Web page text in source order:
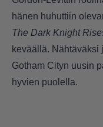
hänen huhuttiin
The Dark Knight
keväällä. Nähtäväksi
Gotham Cityn uusin
hyvien puolella.